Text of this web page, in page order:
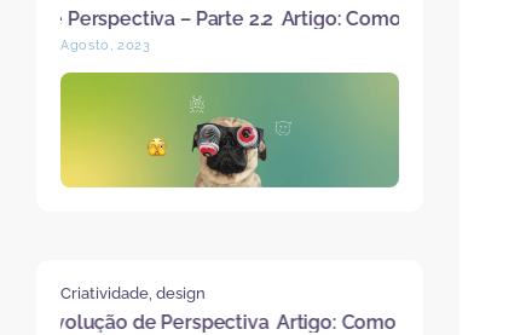
– Parte 2.2 Artigo: Como Estimular o
Agosto, 2023
Criatividade design
de Perspectiva Artigo: Como Estimular o